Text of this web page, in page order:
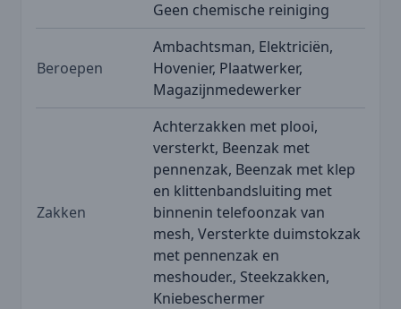
Geen chemische reiniging
Beroepen
Ambachtsman, Elektriciën,
Hovenier, Plaatwerker,
Magazijnmedewerker
Zakken
Achterzakken met plooi,
versterkt, Beenzak met
pennenzak, Beenzak met klep
en klittenbandsluiting met
binnenin telefoonzak van
mesh, Versterkte duimstokzak
met pennenzak en
meshouder., Steekzakken,
Kniebeschermer